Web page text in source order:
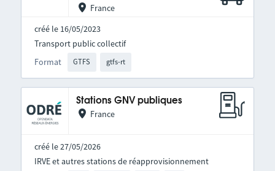
France
créé le 16/05/2023
Format GTFS gtfs-rt
Transport public collectif
Stations GNV publiques
France
créé le 27/05/2026
IRVE et autres stations de réapprovisionnement